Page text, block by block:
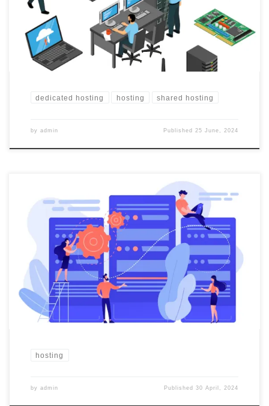
yang mempunyai fungsi masing-masing. Sharing yang mempunyai
arti berbagi akan membagi kapasitas komputer yang dipakainya
[…]
dedicated hosting hosting shared hosting
by admin Published 25 June, 2024
Hosting merupakan tempat untuk menampung data pada server
yang akan dijadikan output bagi pengguna. Jasa penyedia hosting
juga banyak tersedia dan memberikan layanan beraneka ragam
jadi pilihlah yang sesuai dengan kebutuhan. Layanan yang
diberikan merupakan bahan pertimbangan bagi yang ingin jasa
hosting ini. Berikut layanan yang biasa dijadikan pertimbangan
yang […]
hosting
by admin Published30 April, 2024